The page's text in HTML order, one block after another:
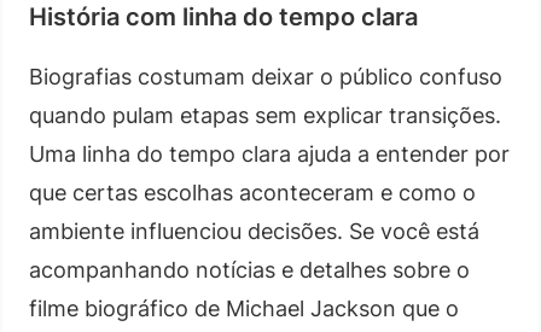
História com linha do tempo clara
Biografias costumam deixar o público confuso
quando pulam etapas sem explicar transições.
Uma linha do tempo clara ajuda a entender por
que certas escolhas aconteceram e como o
ambiente influenciou decisões. Se você está
acompanhando notícias e detalhes sobre o
filme biográfico de Michael Jackson que o